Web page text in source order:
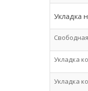
Укладка
Укладка
Укладка